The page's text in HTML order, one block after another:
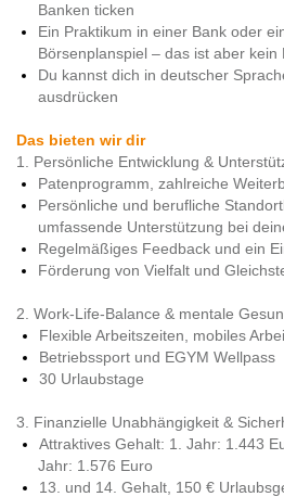
Banken ticken
Ein Praktikum in einer Bank oder
Börsenplanspiel – das ist aber kein
Du kannst dich in deutscher
ausdrücken
Das bieten wir dir
1. Persönliche Entwicklung &
Patenprogramm, zahlreiche
Persönliche und berufliche
umfassende Unterstützung bei
Regelmäßiges Feedback und ein
Förderung von Vielfalt und
2. Work-Life-Balance & mentale
Flexible Arbeitszeiten, mobiles
Betriebssport und EGYM Wellpass
30 Urlaubstage
3. Finanzielle Unabhängigkeit &
Attraktives Gehalt: 1. Jahr: 1.443
Jahr: 1.576 Euro
13. und 14. Gehalt, 150 €